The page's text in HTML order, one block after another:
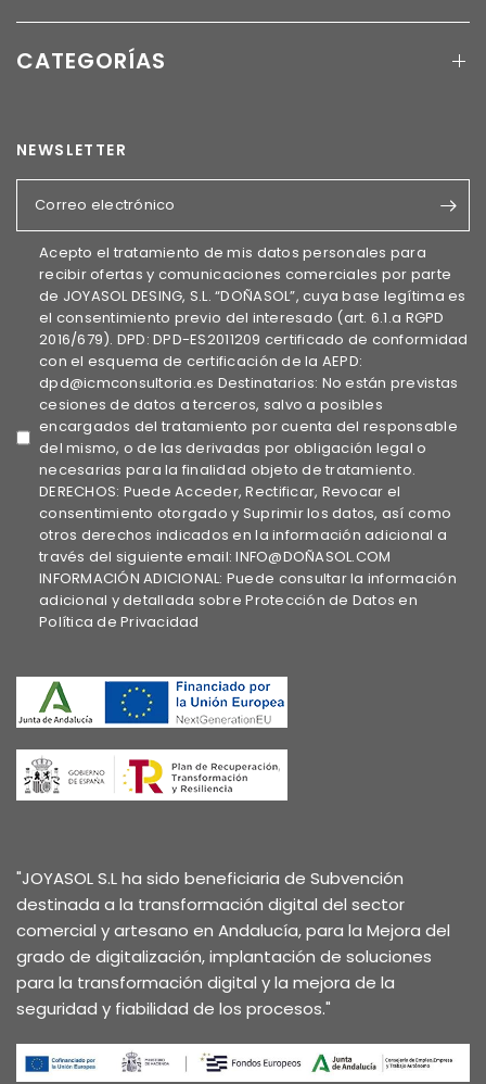
CATEGORÍAS
NEWSLETTER
Correo electrónico
Acepto el tratamiento de mis datos personales para
recibir ofertas y comunicaciones comerciales por parte
de JOYASOL DESING, S.L. “DOÑASOL”, cuya base legítima es
el consentimiento previo del interesado (art. 6.1.a RGPD
2016/679). DPD: DPD-ES2011209 certificado de conformidad
con el esquema de certificación de la AEPD:
dpd@icmconsultoria.es Destinatarios: No están previstas
cesiones de datos a terceros, salvo a posibles
encargados del tratamiento por cuenta del responsable
del mismo, o de las derivadas por obligación legal o
necesarias para la finalidad objeto de tratamiento.
DERECHOS: Puede Acceder, Rectificar, Revocar el
consentimiento otorgado y Suprimir los datos, así como
otros derechos indicados en la información adicional a
través del siguiente email: INFO@DOÑASOL.COM
INFORMACIÓN ADICIONAL: Puede consultar la información
adicional y detallada sobre Protección de Datos en
Política de Privacidad
"JOYASOL S.L ha sido beneficiaria de Subvención
destinada a la transformación digital del sector
comercial y artesano en Andalucía, para la Mejora del
grado de digitalización, implantación de soluciones
para la transformación digital y la mejora de la
seguridad y fiabilidad de los procesos."